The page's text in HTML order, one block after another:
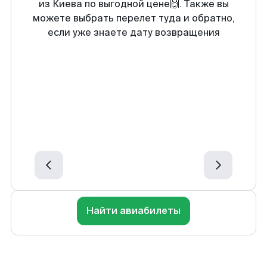
из Киева по выгодной цене🙌. Также вы
можете выбрать перелет туда и обратно,
если уже знаете дату возвращения
Найти авиабилеты